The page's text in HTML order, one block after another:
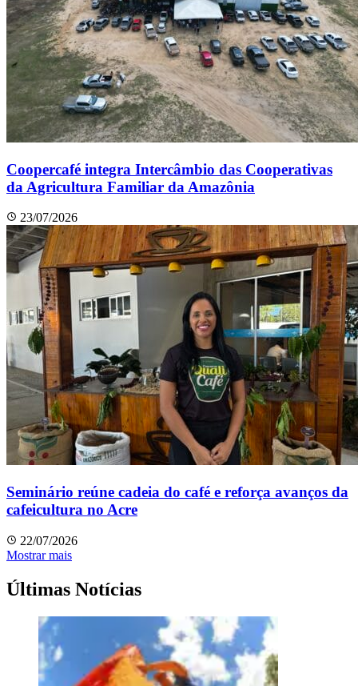
Coopercafé integra Intercâmbio das Cooperativas
da Agricultura Familiar da Amazônia
23/07/2026
Seminário reúne cadeia do café e reforça avanços da
cafeicultura no Acre
22/07/2026
Mostrar mais
Últimas Notícias